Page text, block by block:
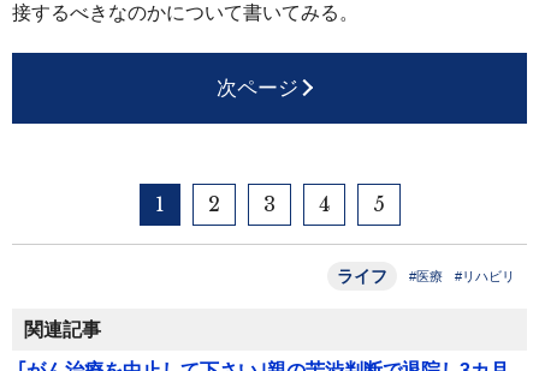
接するべきなのかについて書いてみる。
次ページ
1 2 3 4 5
ライフ #医療 #リハビリ
関連記事